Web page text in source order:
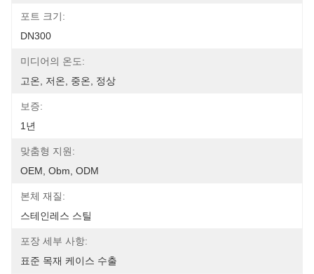
포트 크기:
DN300
미디어의 온도:
고온, 저온, 중온, 정상
보증:
1년
맞춤형 지원:
OEM, Obm, ODM
본체 재질:
스테인레스 스틸
포장 세부 사항:
표준 목재 케이스 수출